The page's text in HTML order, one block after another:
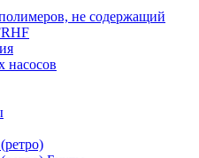
не содержащий
насосов